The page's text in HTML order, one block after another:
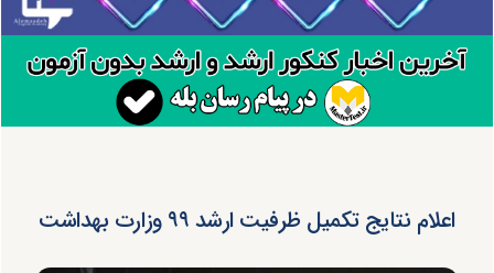
اعلام نتایج تکمیل ظرفیت ارشد ۹۹ وزارت بهداشت